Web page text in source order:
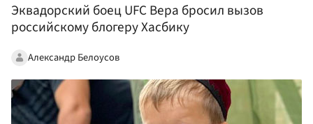
Эквадорский боец UFC Вера бросил вызов
российскому блогеру Хасбику
Александр Белоусов